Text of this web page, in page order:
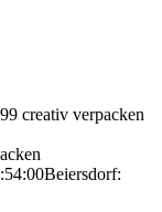
creativ verpacken
Beiersdorf: